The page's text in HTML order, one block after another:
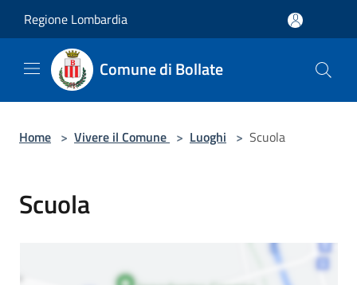
Regione Lombardia
Comune di Bollate
Home > Vivere il Comune > Luoghi > Scuola
Scuola